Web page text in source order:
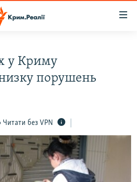
у Криму
порушень
Читати без VPN